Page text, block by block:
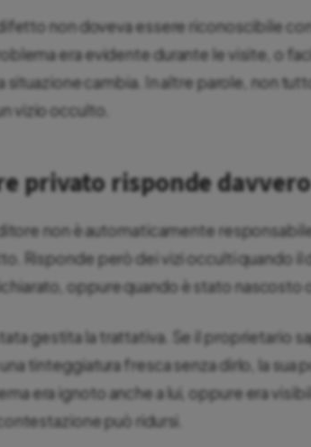
non doveva essere riconoscibile
era evidente durante le visite, o
situazione cambia. In altre parole, non
vizio occulto.
privato risponde davvero
non è automaticamente
Risponde però dei vizi occulti quando il
oppure quando è stato nascosto
gestita la trattativa. Se il proprietario
tinteggiatura fresca senza dirlo, la sua
era ignoto anche a lui, oppure era
può ridursi.